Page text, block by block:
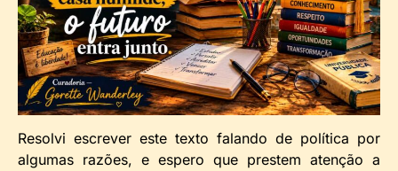
Resolvi escrever este texto falando de política por
algumas razões, e espero que prestem atenção a